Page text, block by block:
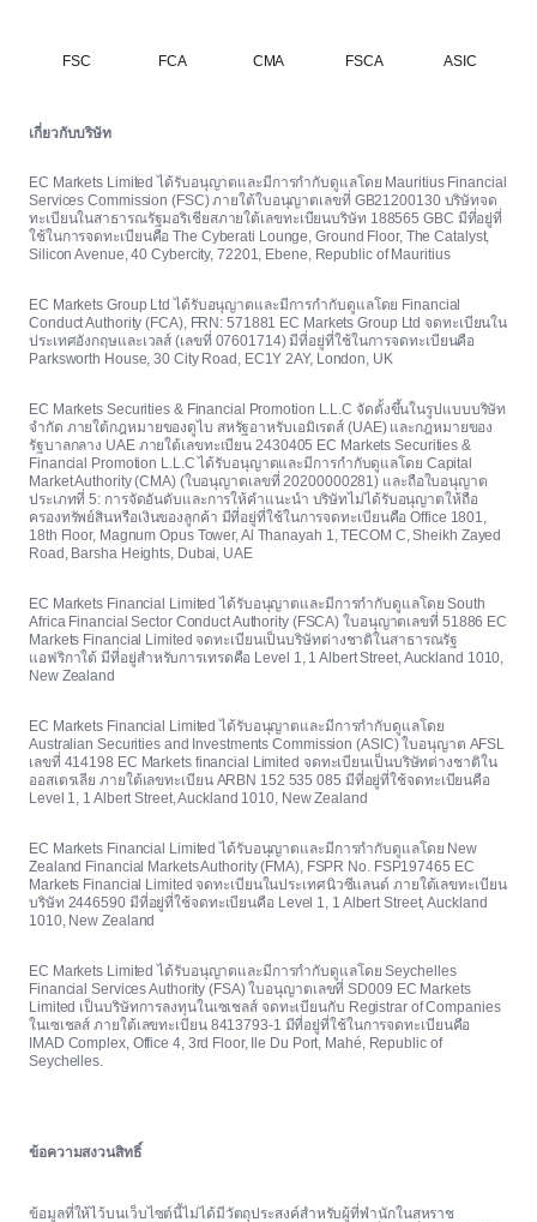
FSC FCA CMA FSCA ASIC
เกี่ยวกับบริษัท
EC Markets Limited ได้รับอนุญาตและมีการกำกับดูแลโดย Mauritius Financial
Services Commission (FSC) ภายใต้ใบอนุญาตเลขที่ GB21200130 บริษัทจด
ทะเบียนในสาธารณรัฐมอริเชียสภายใต้เลขทะเบียนบริษัท 188565 GBC มีที่อยู่ที่
ใช้ในการจดทะเบียนคือ The Cyberati Lounge, Ground Floor, The Catalyst,
Silicon Avenue, 40 Cybercity, 72201, Ebene, Republic of Mauritius
EC Markets Group Ltd ได้รับอนุญาตและมีการกำกับดูแลโดย Financial
Conduct Authority (FCA), FRN: 571881 EC Markets Group Ltd จดทะเบียนใน
ประเทศอังกฤษและเวลส์ (เลขที่ 07601714) มีที่อยู่ที่ใช้ในการจดทะเบียนคือ
Parksworth House, 30 City Road, EC1Y 2AY, London, UK
EC Markets Securities & Financial Promotion L.L.C จัดตั้งขึ้นในรูปแบบบริษัท
จำกัด ภายใต้กฎหมายของดูไบ สหรัฐอาหรับเอมิเรตส์ (UAE) และกฎหมายของ
รัฐบาลกลาง UAE ภายใต้เลขทะเบียน 2430405 EC Markets Securities &
Financial Promotion L.L.C ได้รับอนุญาตและมีการกำกับดูแลโดย Capital
Market Authority (CMA) (ใบอนุญาตเลขที่ 20200000281) และถือใบอนุญาต
ประเภทที่ 5: การจัดอันดับและการให้คำแนะนำ บริษัทไม่ได้รับอนุญาตให้ถือ
ครองทรัพย์สินหรือเงินของลูกค้า มีที่อยู่ที่ใช้ในการจดทะเบียนคือ Office 1801,
18th Floor, Magnum Opus Tower, Al Thanayah 1, TECOM C, Sheikh Zayed
Road, Barsha Heights, Dubai, UAE
EC Markets Financial Limited ได้รับอนุญาตและมีการกำกับดูแลโดย South
Africa Financial Sector Conduct Authority (FSCA) ใบอนุญาตเลขที่ 51886 EC
Markets Financial Limited จดทะเบียนเป็นบริษัทต่างชาติในสาธารณรัฐ
แอฟริกาใต้ มีที่อยู่สำหรับการเทรดคือ Level 1, 1 Albert Street, Auckland 1010,
New Zealand
EC Markets Financial Limited ได้รับอนุญาตและมีการกำกับดูแลโดย
Australian Securities and Investments Commission (ASIC) ใบอนุญาต AFSL
เลขที่ 414198 EC Markets financial Limited จดทะเบียนเป็นบริษัทต่างชาติใน
ออสเตรเลีย ภายใต้เลขทะเบียน ARBN 152 535 085 มีที่อยู่ที่ใช้จดทะเบียนคือ
Level 1, 1 Albert Street, Auckland 1010, New Zealand
EC Markets Financial Limited ได้รับอนุญาตและมีการกำกับดูแลโดย New
Zealand Financial Markets Authority (FMA), FSPR No. FSP197465 EC
Markets Financial Limited จดทะเบียนในประเทศนิวซีแลนด์ ภายใต้เลขทะเบียน
บริษัท 2446590 มีที่อยู่ที่ใช้จดทะเบียนคือ Level 1, 1 Albert Street, Auckland
1010, New Zealand
EC Markets Limited ได้รับอนุญาตและมีการกำกับดูแลโดย Seychelles
Financial Services Authority (FSA) ใบอนุญาตเลขที่ SD009 EC Markets
Limited เป็นบริษัทการลงทุนในเซเชลส์ จดทะเบียนกับ Registrar of Companies
ในเซเชลส์ ภายใต้เลขทะเบียน 8413793-1 มีที่อยู่ที่ใช้ในการจดทะเบียนคือ
IMAD Complex, Office 4, 3rd Floor, Ile Du Port, Mahé, Republic of
Seychelles.
ข้อความสงวนสิทธิ์
ข้อมูลที่ให้ไว้บนเว็บไซต์นี้ไม่ได้มีวัตถุประสงค์สำหรับผู้ที่พำนักในสหราช